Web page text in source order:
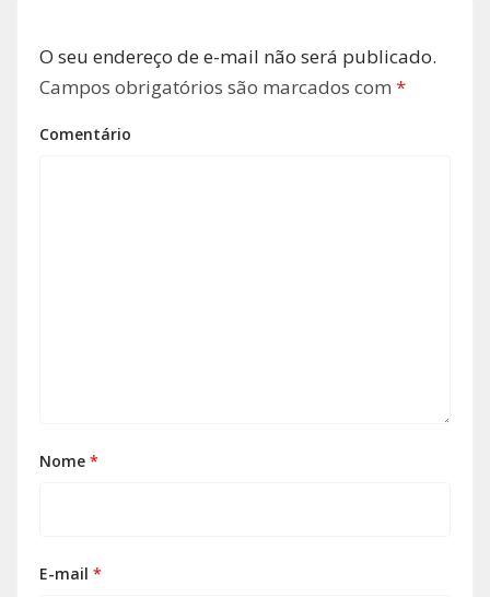
O seu endereço de e-mail não será publicado.
Campos obrigatórios são marcados com *
Comentário
Nome *
E-mail *